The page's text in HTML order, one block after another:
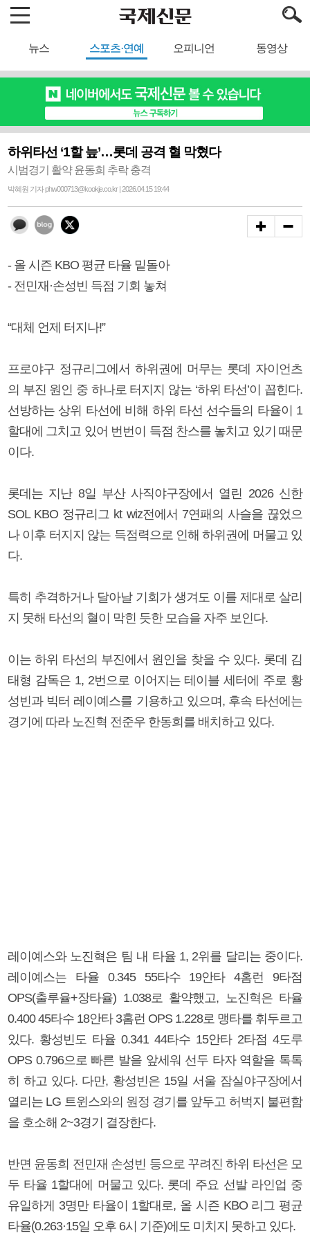
뉴스 스포츠·연예 오피니언 동영상
하위타선 ‘1할 늪’…롯데 공격 혈 막혔다
시범경기 활약 윤동희 추락 충격
박혜원 기자 phw000713@kookje.co.kr | 2026.04.15 19:44
- 올 시즌 KBO 평균 타율 밑돌아
- 전민재·손성빈 득점 기회 놓쳐
“대체 언제 터지나!”
프로야구 정규리그에서 하위권에 머무는 롯데 자이언츠
의 부진 원인 중 하나로 터지지 않는 ‘하위 타선’이 꼽힌다.
선방하는 상위 타선에 비해 하위 타선 선수들의 타율이 1
할대에 그치고 있어 번번이 득점 찬스를 놓치고 있기 때문
이다.
롯데는 지난 8일 부산 사직야구장에서 열린 2026 신한
SOL KBO 정규리그 kt wiz전에서 7연패의 사슬을 끊었으
나 이후 터지지 않는 득점력으로 인해 하위권에 머물고 있
다.
특히 추격하거나 달아날 기회가 생겨도 이를 제대로 살리
지 못해 타선의 혈이 막힌 듯한 모습을 자주 보인다.
이는 하위 타선의 부진에서 원인을 찾을 수 있다. 롯데 김
태형 감독은 1, 2번으로 이어지는 테이블 세터에 주로 황
성빈과 빅터 레이예스를 기용하고 있으며, 후속 타선에는
경기에 따라 노진혁 전준우 한동희를 배치하고 있다.
레이예스와 노진혁은 팀 내 타율 1, 2위를 달리는 중이다.
레이예스는 타율 0.345 55타수 19안타 4홈런 9타점
OPS(출루율+장타율) 1.038로 활약했고, 노진혁은 타율
0.400 45타수 18안타 3홈런 OPS 1.228로 맹타를 휘두르고
있다. 황성빈도 타율 0.341 44타수 15안타 2타점 4도루
OPS 0.796으로 빠른 발을 앞세워 선두 타자 역할을 톡톡
히 하고 있다. 다만, 황성빈은 15일 서울 잠실야구장에서
열리는 LG 트윈스와의 원정 경기를 앞두고 허벅지 불편함
을 호소해 2~3경기 결장한다.
반면 윤동희 전민재 손성빈 등으로 꾸려진 하위 타선은 모
두 타율 1할대에 머물고 있다. 롯데 주요 선발 라인업 중
유일하게 3명만 타율이 1할대로, 올 시즌 KBO 리그 평균
타율(0.263·15일 오후 6시 기준)에도 미치지 못하고 있다.